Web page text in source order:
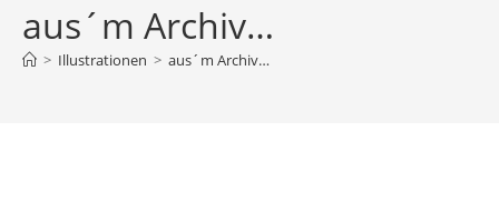
aus´m Archiv…
> Illustrationen > aus´m Archiv…